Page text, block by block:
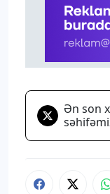
Ən son